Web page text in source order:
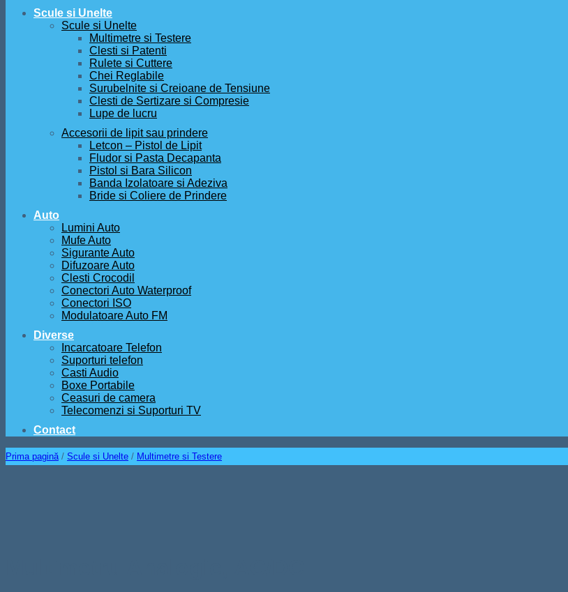
Scule si Unelte
Scule si Unelte
Multimetre si Testere
Clesti si Patenti
Rulete si Cuttere
Chei Reglabile
Surubelnite si Creioane de Tensiune
Clesti de Sertizare si Compresie
Lupe de lucru
Accesorii de lipit sau prindere
Letcon – Pistol de Lipit
Fludor si Pasta Decapanta
Pistol si Bara Silicon
Banda Izolatoare si Adeziva
Bride si Coliere de Prindere
Auto
Lumini Auto
Mufe Auto
Sigurante Auto
Difuzoare Auto
Clesti Crocodil
Conectori Auto Waterproof
Conectori ISO
Modulatoare Auto FM
Diverse
Incarcatoare Telefon
Suporturi telefon
Casti Audio
Boxe Portabile
Ceasuri de camera
Telecomenzi si Suporturi TV
Contact
Prima pagină / Scule si Unelte / Multimetre si Testere